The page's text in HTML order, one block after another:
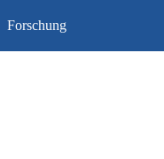
Forschung